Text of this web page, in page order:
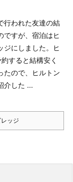
行われた友達の結
ですが、宿泊はヒ
ジにしました。ヒ
すると結構安く
たので、ヒルトン
介した ...
ッジ